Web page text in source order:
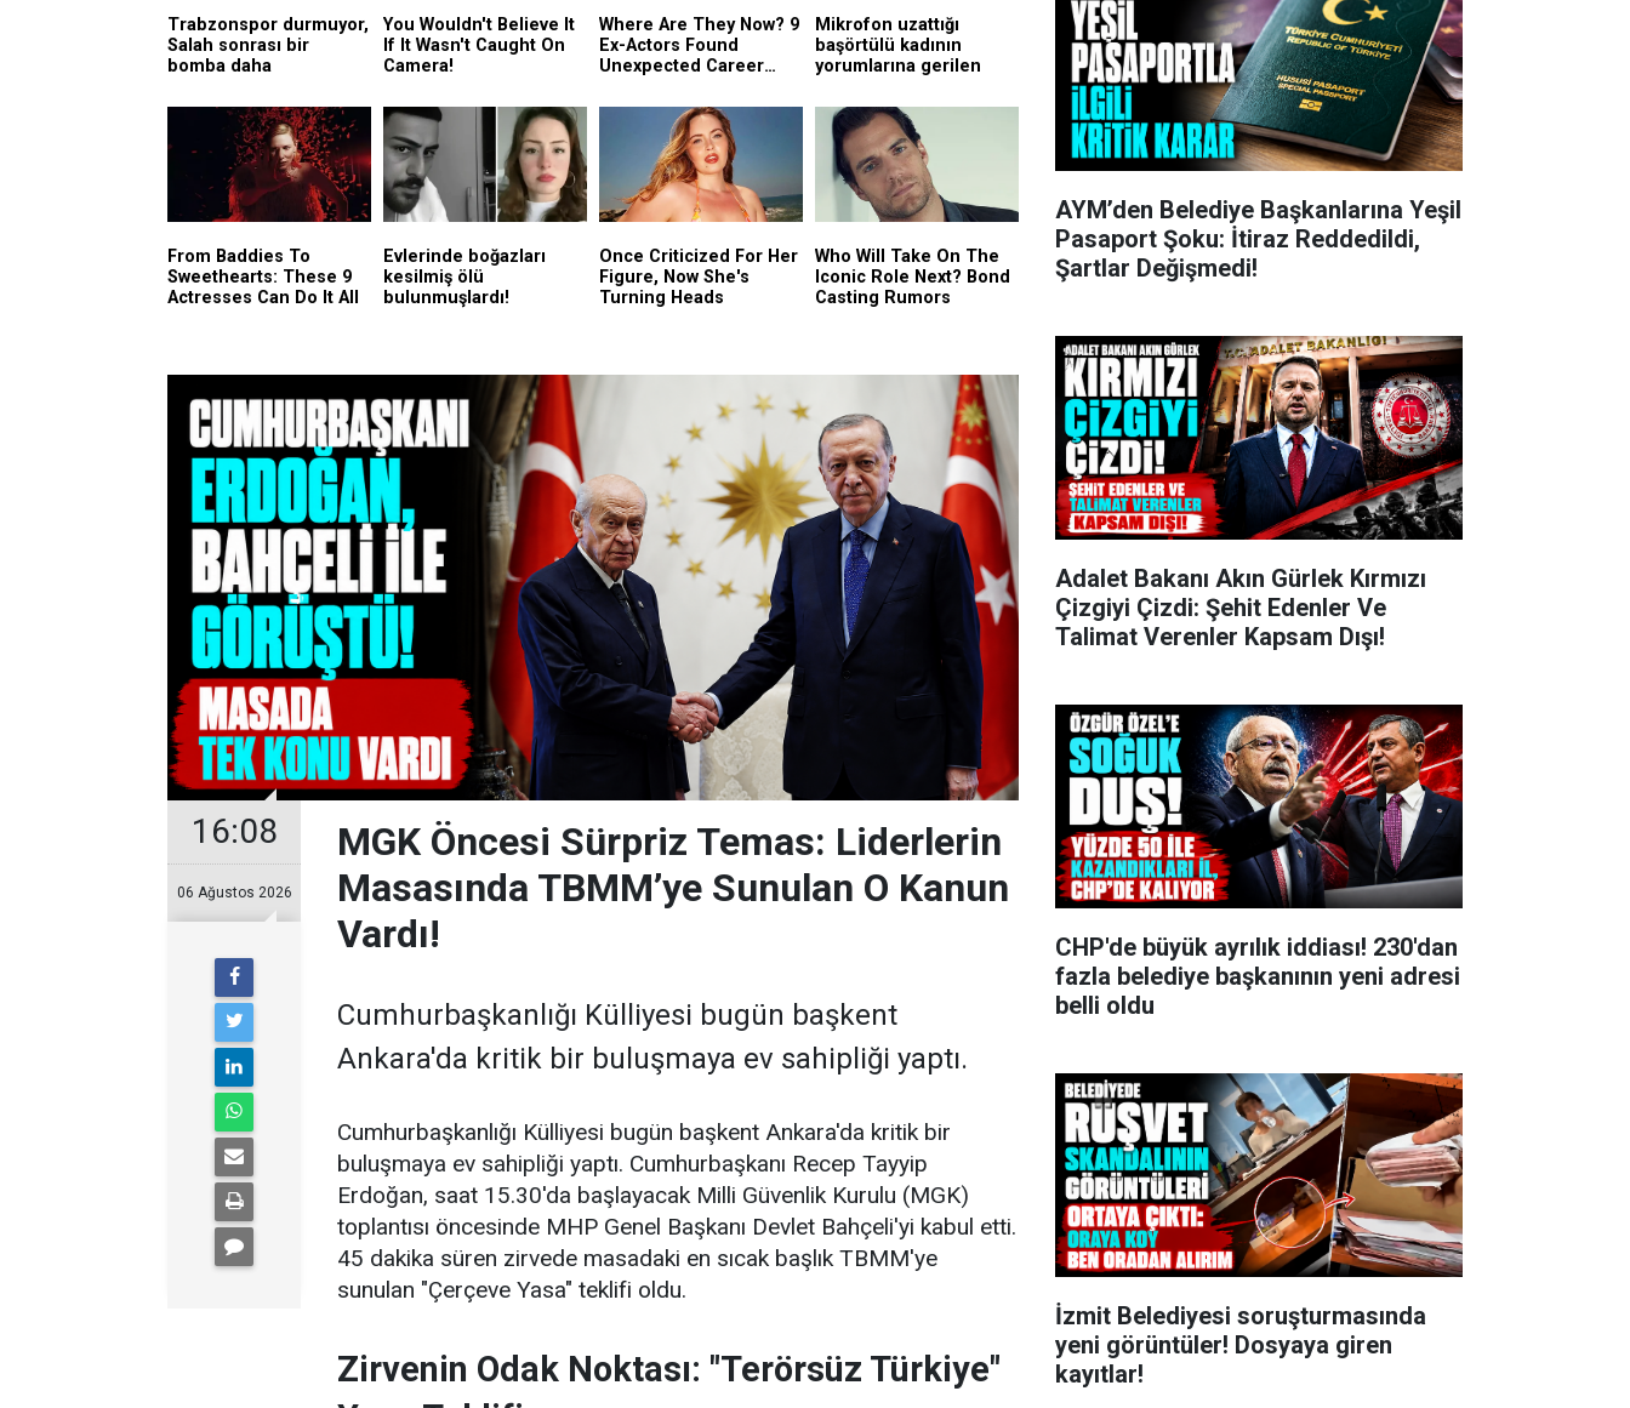
16:08
06 Ağustos 2026
MGK Öncesi Sürpriz Temas: Liderlerin
Masasında TBMM’ye Sunulan O Kanun
Vardı!
Cumhurbaşkanlığı Külliyesi bugün başkent
Ankara'da kritik bir buluşmaya ev sahipliği yaptı.
Cumhurbaşkanlığı Külliyesi bugün başkent Ankara'da kritik bir
buluşmaya ev sahipliği yaptı. Cumhurbaşkanı Recep Tayyip
Erdoğan, saat 15.30'da başlayacak Milli Güvenlik Kurulu (MGK)
toplantısı öncesinde MHP Genel Başkanı Devlet Bahçeli'yi kabul etti.
45 dakika süren zirvede masadaki en sıcak başlık TBMM'ye
sunulan "Çerçeve Yasa" teklifi oldu.
Zirvenin Odak Noktası: "Terörsüz Türkiye"
AYM’den Belediye Başkanlarına Yeşil
Pasaport Şoku: İtiraz Reddedildi,
Şartlar Değişmedi!
Adalet Bakanı Akın Gürlek Kırmızı
Çizgiyi Çizdi: Şehit Edenler Ve
Talimat Verenler Kapsam Dışı!
CHP'de büyük ayrılık iddiası! 230'dan
fazla belediye başkanının yeni adresi
belli oldu
İzmit Belediyesi soruşturmasında
yeni görüntüler! Dosyaya giren
kayıtlar!